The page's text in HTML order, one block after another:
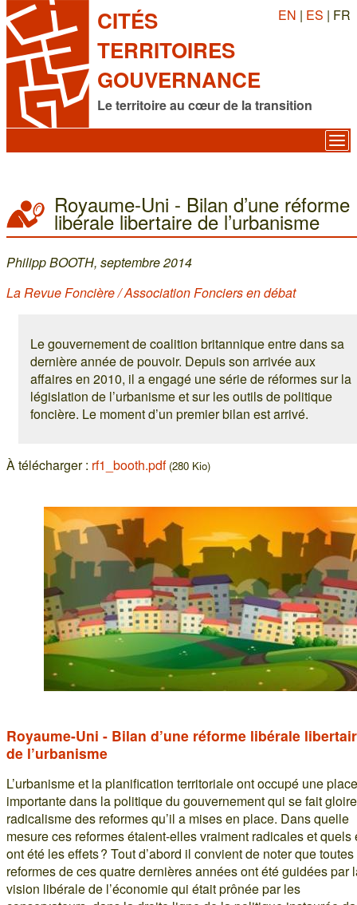
CITÉS
TERRITOIRES
GOUVERNANCE
Le territoire au cœur de la transition
EN | ES | FR
Royaume-Uni - Bilan d’une réforme
libérale libertaire de l’urbanisme
Philipp BOOTH, septembre 2014
La Revue Foncière / Association Fonciers en débat
Le gouvernement de coalition britannique entre dans sa
dernière année de pouvoir. Depuis son arrivée aux
affaires en 2010, il a engagé une série de réformes sur la
législation de l’urbanisme et sur les outils de politique
foncière. Le moment d’un premier bilan est arrivé.
À télécharger : rf1_booth.pdf (280 Kio)
Royaume-Uni - Bilan d’une réforme libérale
de l’urbanisme
L’urbanisme et la planification territoriale ont occupé une place
importante dans la politique du gouvernement qui se fait
radicalisme des reformes qu’il a mises en place. Dans quelle
mesure ces reformes étaient-elles vraiment radicales et quels
ont été les effets ? Tout d’abord il convient de noter que
reformes de ces quatre dernières années ont été guidées par
vision libérale de l’économie qui était prônée par les